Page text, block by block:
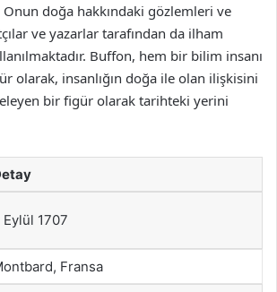
doğa hakkındaki gözlemleri ve
ve yazarlar tarafından da ilham
Buffon, hem bir bilim insanı
olarak, insanlığın doğa ile olan ilişkisini
bir figür olarak tarihteki yerini
Eylül 1707
Fransa